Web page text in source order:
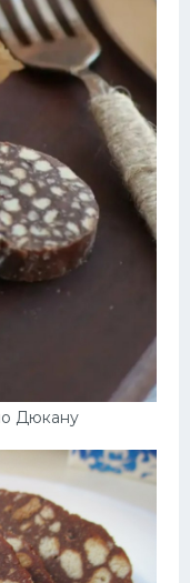
Дюкану